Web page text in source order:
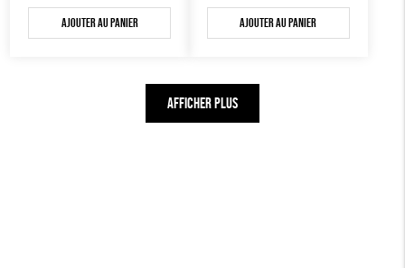
Ajouter au panier Ajouter au panier
AFFICHER PLUS